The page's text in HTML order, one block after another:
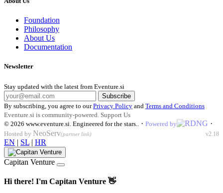
Foundation
Philosophy
About Us
Documentation
Newsletter
Stay updated with the latest from Eventure.si
Subscribe
By subscribing, you agree to ourPrivacy Policy and Terms and Conditions
Eventure.si is community-powered. Support Us
© 2026 www.eventure.si Engineered for the stars. · Powered by ·
Hosted by NeoServ(partner link) v2.18
EN | SL | HR
Capitan Venture
Hi there! I'm Capitan Venture 👋